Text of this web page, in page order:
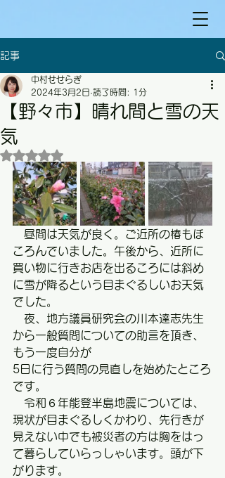
記事
【野々市】晴れ間と雪の天
気
中村せせらぎ
2024年3月2日 読了時間: 1分
5つ星のうちNaNと評価されています。
昼間は天気が良く。ご近所の椿もほ
ころんでいました。午後から、近所に
買い物に行きお店を出るころには斜め
に雪が降るという目まぐるしいお天気
でした。
夜、地方議員研究会の川本達志先生
から一般質問についての助言を頂き、
もう一度自分が
5日に行う質問の見直しを始めたところ
です。
令和６年能登半島地震については、
現状が目まぐるしくかわり、先行きが
見えない中でも被災者の方は胸をはっ
て暮らしていらっしゃいます。頭が下
がります。